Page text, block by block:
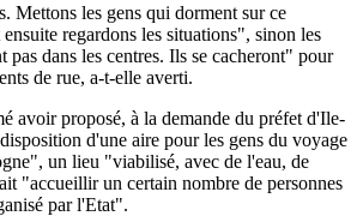
Mettons les gens qui dorment sur ce
regardons les situations", sinon les
dans les centres. Ils se cacheront" pour
de rue, a-t-elle averti.
avoir proposé, à la demande du préfet d'Ile-
d'une aire pour les gens du voyage
un lieu "viabilisé, avec de l'eau, de
"accueillir un certain nombre de personnes
par l'Etat".